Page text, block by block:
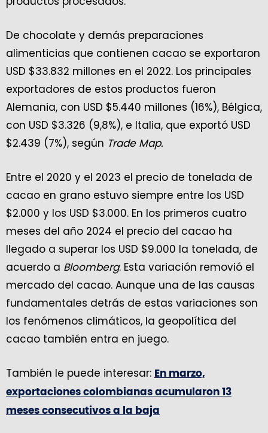
De chocolate y demás preparaciones
alimenticias que contienen cacao se exportaron
USD $33.832 millones en el 2022. Los principales
exportadores de estos productos fueron
Alemania, con USD $5.440 millones (16%), Bélgica,
con USD $3.326 (9,8%), e Italia, que exportó USD
$2.439 (7%), según Trade Map.
Entre el 2020 y el 2023 el precio de tonelada de
cacao en grano estuvo siempre entre los USD
$2.000 y los USD $3.000. En los primeros cuatro
meses del año 2024 el precio del cacao ha
llegado a superar los USD $9.000 la tonelada, de
acuerdo a Bloomberg. Esta variación removió el
mercado del cacao. Aunque una de las causas
fundamentales detrás de estas variaciones son
los fenómenos climáticos, la geopolítica del
cacao también entra en juego.
También le puede interesar: En marzo,
exportaciones colombianas acumularon 13
meses consecutivos a la baja